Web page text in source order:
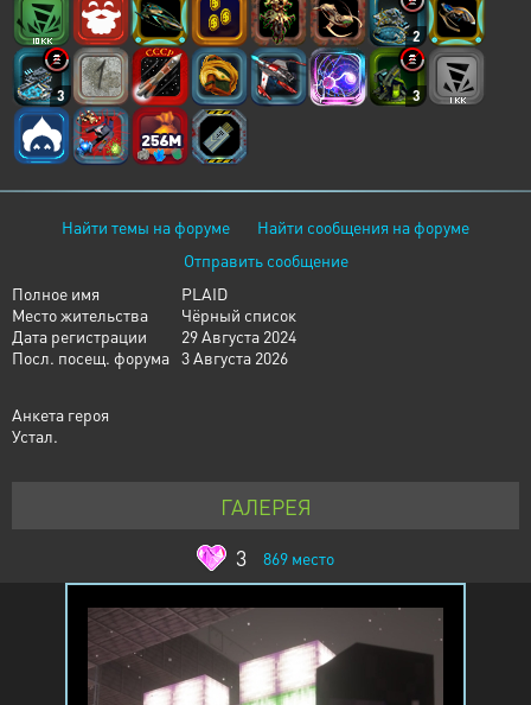
2
3 3
Найти темы на форуме
Найти сообщения на форуме
Отправить сообщение
Полное имя
PLAID
Место жительства
Чёрный список
Дата регистрации
29 Августа 2024
Посл. посещ. форума 3 Августа 2026
Анкета героя
Устал.
ГАЛЕРЕЯ
3
869 место